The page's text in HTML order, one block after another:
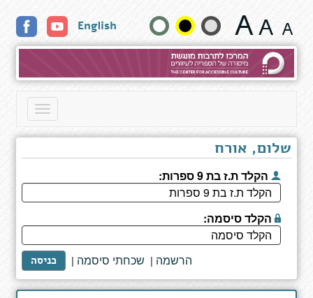
חיפוש
שנה
גודל
טקסט
English
Toggle
שלום, אורח
הקלד ת.ז בת 9 ספרות:
הקלד סיסמה:
כניסה | שכחתי סיסמה | הרשמה